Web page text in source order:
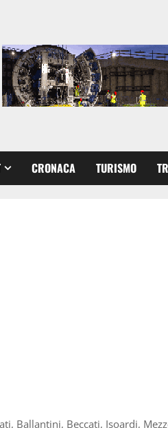
CRONACA TURISMO
Ballantini, Beccati, Isoardi,